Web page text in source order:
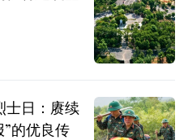
士日：赓续
的优良传